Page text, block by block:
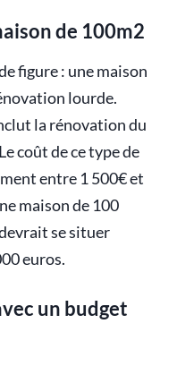
de 100m2
figure : une maison
lourde.
la rénovation du
coût de ce type de
entre 1 500€ et
maison de 100
se situer
euros.
un budget